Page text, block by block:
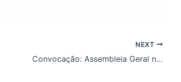
NEXT
Convocação: Assembleia Geral no dia 11/03